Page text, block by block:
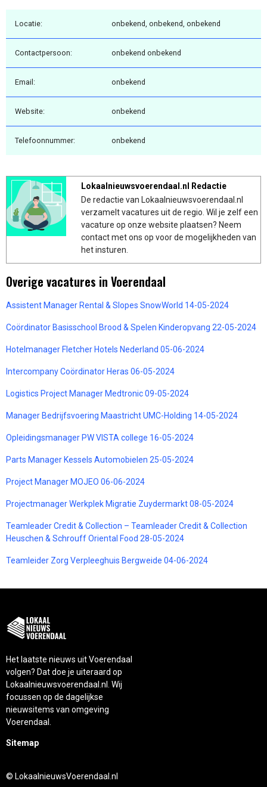
Locatie: onbekend, onbekend, onbekend
Contactpersoon: onbekend onbekend
Email: onbekend
Website: onbekend
Telefoonnummer: onbekend
Lokaalnieuwsvoerendaal.nl Redactie
De redactie van Lokaalnieuwsvoerendaal.nl
verzamelt vacatures uit de regio. Wil je zelf een
vacature op onze website plaatsen? Neem
contact met ons op voor de mogelijkheden van
het insturen.
Overige vacatures in Voerendaal
Assistent Manager Rental & Slopes SnowWorld 14-05-2024
Coördinator Basisschool Brood & Spelen Kinderopvang 22-05-2024
Hotelmanager Fletcher Hotels Nederland 05-06-2024
Intercompany Coördinator Heras 06-05-2024
Logistics Project Manager Medtronic 09-05-2024
Manager Bedrijfsvoering Maastricht UMC-Holding 14-05-2024
Opleidingsmanager PW VISTA college 16-05-2024
Parts Manager Kessels Automobielen 25-05-2024
Project Manager MOJEO 06-06-2024
Projectmanager Werkplek Migratie Zuydermarkt 08-05-2024
Teamleader Credit & Collection – Teamleader Credit & Collection
Heuschen & Schrouff Oriental Food 28-05-2024
Teamleider Zorg Verpleeghuis Bergweide 04-06-2024
Het laatste nieuws uit Voerendaal
volgen? Dat doe je uiteraard op
Lokaalnieuwsvoerendaal.nl. Wij
focussen op de dagelijkse
nieuwsitems van omgeving
Voerendaal.
Sitemap
© LokaalnieuwsVoerendaal.nl